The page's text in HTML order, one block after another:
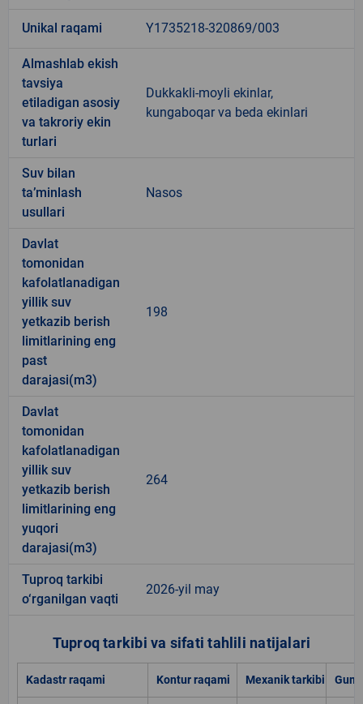
Unikal raqami Y1735218-320869/003
Almashlab ekish
tavsiya
etiladigan asosiy
va takroriy ekin
turlari
Dukkakli-moyli ekinlar,
kungaboqar va beda ekinlari
Suv bilan
ta’minlash
usullari
Nasos
Davlat
tomonidan
kafolatlanadigan
yillik suv
yetkazib berish
limitlarining eng
past
darajasi(m3)
198
Davlat
tomonidan
kafolatlanadigan
yillik suv
yetkazib berish
limitlarining eng
yuqori
darajasi(m3)
264
Tuproq tarkibi
o‘rganilgan vaqti
2026-yil may
Tuproq tarkibi va sifati tahlili natijalari
Kadastr raqami Kontur raqami Mexanik tarkibi